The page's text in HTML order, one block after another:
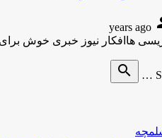
هاافکار نیوز خبری خوش
search